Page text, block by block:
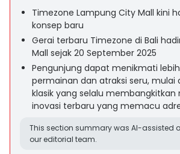
Timezone Lampung City Mall kini
konsep baru
Gerai terbaru Timezone di Bali
Mall sejak 20 September 2025
Pengunjung dapat menikmati
permainan dan atraksi seru, mulai
klasik yang selalu membangkitkan
inovasi terbaru yang memacu
This section summary was AI-assisted
our editorial team.